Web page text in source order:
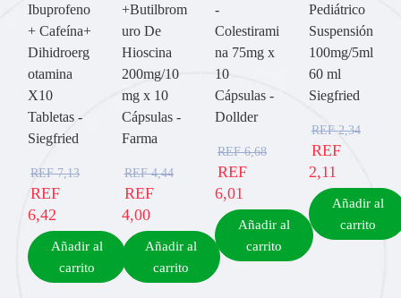
Ibuprofeno
+ Cafeína+
Dihidroerg
otamina
X10
Tabletas -
Siegfried
REF7,13
REF
6,42
Añadir al
carrito
+Butilbrom
uro De
Hioscina
200mg/10
mg x 10
Cápsulas -
Farma
REF4,44
REF
4,00
Añadir al
carrito
-
Colestirami
na 75mg x
10
Cápsulas -
Dollder
REF6,68
REF
6,01
Añadir al
carrito
Pediátrico
Suspensión
100mg/5ml
60 ml
Siegfried
REF2,34
REF
2,11
Añadir al
carrito